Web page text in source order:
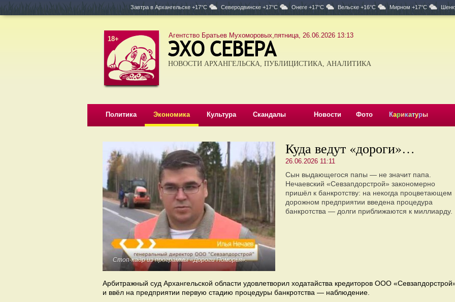
Завтра в Архангельске +17°C Северодвинске +17°C Онеге +17°C Вельске +16°C Мирном +17°C
18+ Агентство Братьев Мухоморовых,пятница, 26.06.2026 13:13
НОВОСТИ АРХАНГЕЛЬСКА, ПУБЛИЦИСТИКА, АНАЛИТИКА
Политика Экономика Культура Скандалы Новости Фото Карикатуры
Стоп-кадр из программы «Дороги Поморья».
Куда ведут «дороги»…
26.06.2026 11:11
Сын выдающегося папы — не значит папа.
Нечаевский «Севзапдорстрой» закономерно
пришёл к банкротству: на некогда процветающем
дорожном предприятии введена процедура
банкротства — долги приближаются к миллиарду.
Арбитражный суд Архангельской области удовлетворил ходатайства кредиторов ООО
и ввёл на предприятии первую стадию процедуры банкротства — наблюдение.